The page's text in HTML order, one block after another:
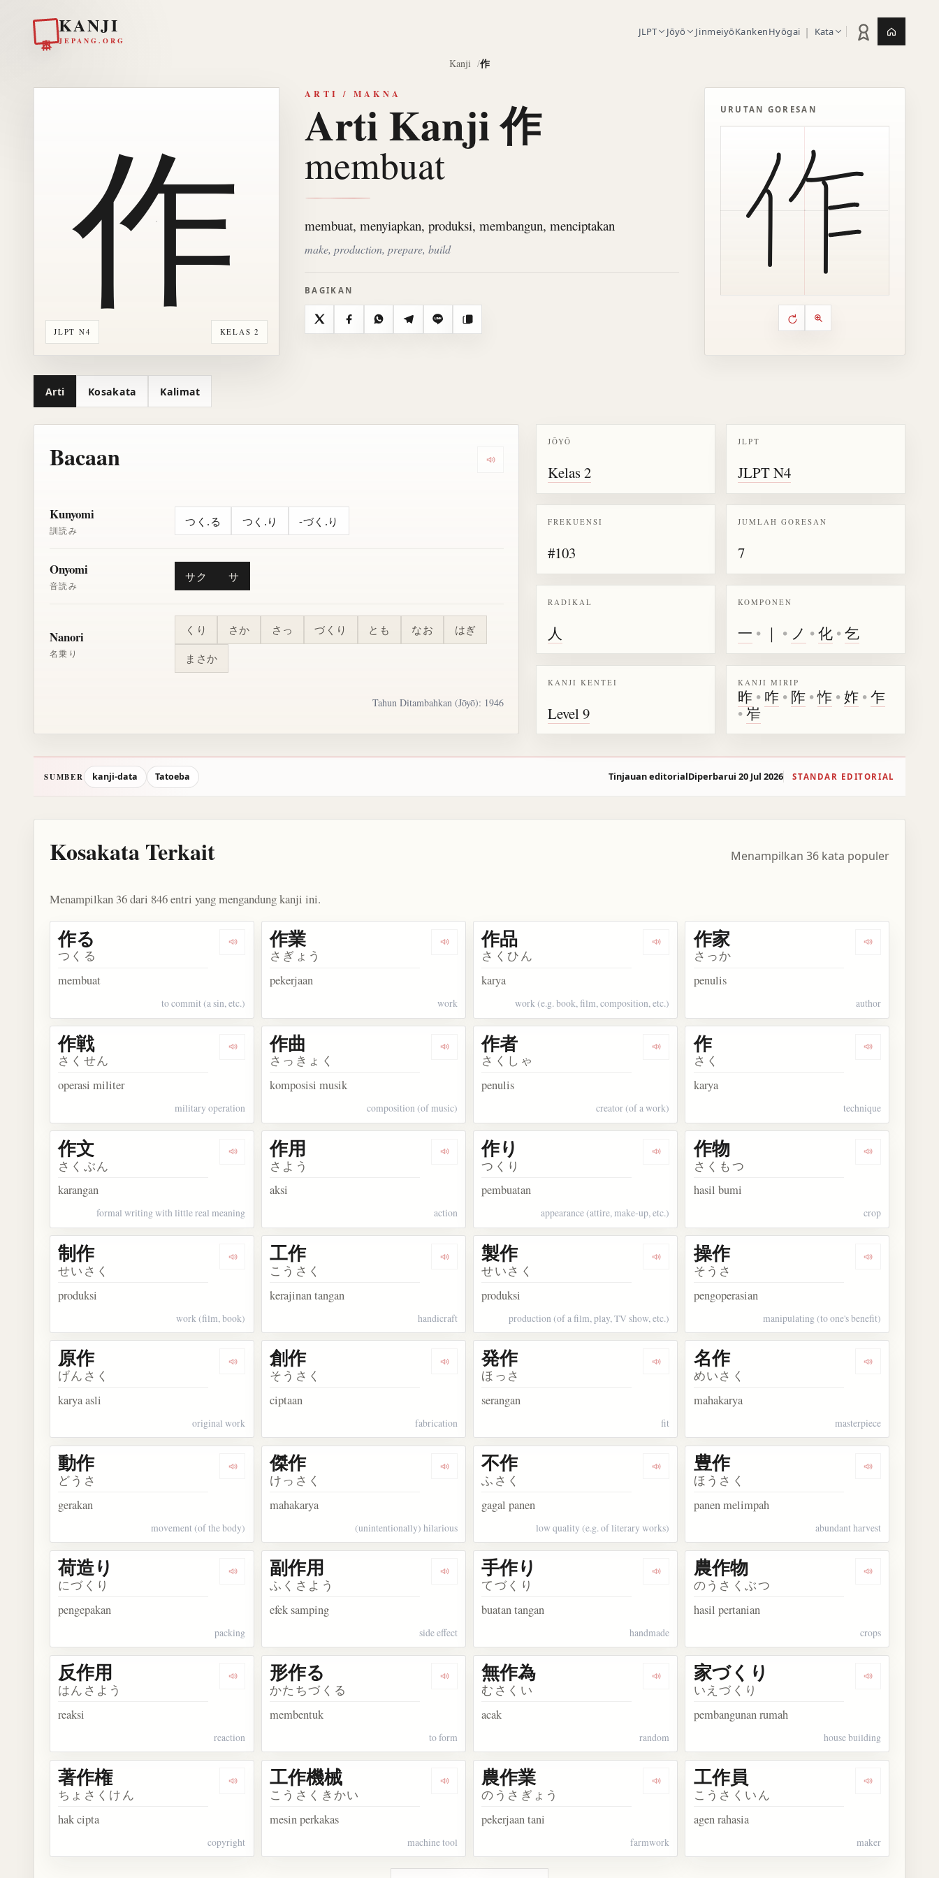
KANJI
JEPANG.ORG
JLPT Jōyō JinmeiyōKankenHyōgai | Kata Statistik latihan
Kanji 作
JLPT N4 KELAS 2
作
ARTI / MAKNA
Arti Kanji 作
membuat
membuat, menyiapkan, produksi, membangun, menciptakan
make, production, prepare, build
BAGIKAN
X FacebookWhatsAppTelegramLine Salin
URUTAN GORESAN
Kontrol animasi urutan
Putar ulang animasi
Perbesar animasi
Arti Kosakata Kalimat
Bacaan Dengarkan semua bacaan untuk kanji 作
Kunyomi
訓読み
つく.る つく.り -づく.り
Onyomi
音読み
サク サ
Nanori
名乗り
くり さか さっ づくり とも なお はぎ
まさか
Tahun Ditambahkan (Jōyō): 1946
JŌYŌ
Kelas 2
JLPT
JLPT N4
FREKUENSI
#103
JUMLAH GORESAN
7
RADIKAL
人
KOMPONEN
一 • ｜ • ノ •化 •乞
KANJI KENTEI
Level 9
KANJI MIRIP
昨 • 咋 • 阼 •怍 •妰 •乍
•岝
SUMBER kanji-data Tatoeba Tinjauan editorialDiperbarui 20 Jul 2026 STANDAR EDITORIAL
Kosakata Terkait Menampilkan 36 kata populer
Menampilkan 36 dari 846 entri yang mengandung kanji ini.
Dengarkan kosakata 作る
作る
つくる
membuat
to commit (a sin, etc.)
Dengarkan kosakata 作業
作業
さぎょう
pekerjaan
work
Dengarkan kosakata 作品
作品
さくひん
karya
work (e.g. book, film, composition, etc.)
Dengarkan
作家
さっか
penulis
author
Dengarkan kosakata 作戦
作戦
さくせん
operasi militer
military operation
Dengarkan kosakata 作曲
作曲
さっきょく
komposisi musik
composition (of music)
Dengarkan kosakata 作者
作者
さくしゃ
penulis
creator (of a work)
Dengarkan
作
さく
karya
technique
Dengarkan kosakata 作文
作文
さくぶん
karangan
formal writing with little real meaning
Dengarkan kosakata 作用
作用
さよう
aksi
action
Dengarkan kosakata 作り
作り
つくり
pembuatan
appearance (attire, make-up, etc.)
Dengarkan
作物
さくもつ
hasil bumi
crop
Dengarkan kosakata 制作
制作
せいさく
produksi
work (film, book)
Dengarkan kosakata 工作
工作
こうさく
kerajinan tangan
handicraft
Dengarkan kosakata 製作
製作
せいさく
produksi
production (of a film, play, TV show, etc.)
Dengarkan
操作
そうさ
pengoperasian
manipulating (to one's benefit)
Dengarkan kosakata 原作
原作
げんさく
karya asli
original work
Dengarkan kosakata 創作
創作
そうさく
ciptaan
fabrication
Dengarkan kosakata 発作
発作
ほっさ
serangan
fit
Dengarkan
名作
めいさく
mahakarya
masterpiece
Dengarkan kosakata 動作
動作
どうさ
gerakan
movement (of the body)
Dengarkan kosakata 傑作
傑作
けっさく
mahakarya
(unintentionally) hilarious
Dengarkan kosakata 不作
不作
ふさく
gagal panen
low quality (e.g. of literary works)
Dengarkan
豊作
ほうさく
panen melimpah
abundant harvest
Dengarkan kosakata 荷造り
荷造り
にづくり
pengepakan
packing
Dengarkan kosakata 副作用
副作用
ふくさよう
efek samping
side effect
Dengarkan kosakata 手作り
手作り
てづくり
buatan tangan
handmade
Dengarkan
農作物
のうさくぶつ
hasil pertanian
crops
Dengarkan kosakata 反作用
反作用
はんさよう
reaksi
reaction
Dengarkan kosakata 形作る
形作る
かたちづくる
membentuk
to form
Dengarkan kosakata 無作為
無作為
むさくい
acak
random
Dengarkan
家づくり
いえづくり
pembangunan rumah
house building
Dengarkan kosakata 著作権
著作権
ちょさくけん
hak cipta
copyright
Dengarkan kosakata 工作機械
工作機械
こうさくきかい
mesin perkakas
machine tool
Dengarkan kosakata 農作業
農作業
のうさぎょう
pekerjaan tani
farmwork
Dengarkan
工作員
こうさくいん
agen rahasia
maker